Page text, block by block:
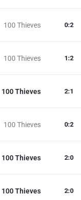
100 Thieves 0:2
100 Thieves 1 :2
100 Thieves 2:1
100 Thieves 0:2
100 Thieves 2:0
100 Thieves 2:0